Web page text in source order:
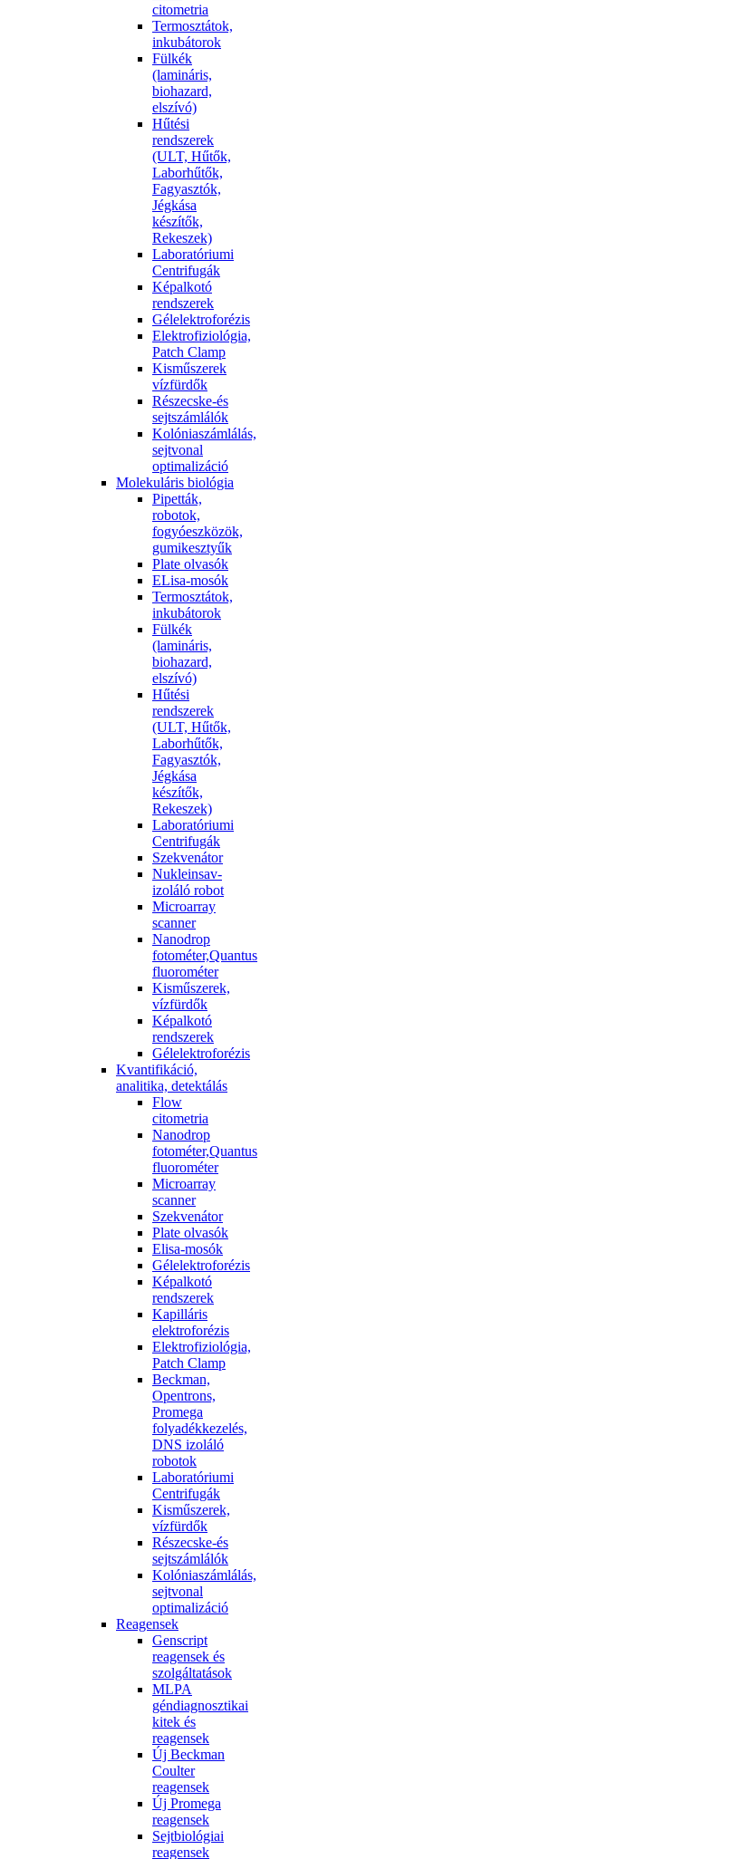
citometria
Termosztátok,
inkubátorok
Fülkék
(lamináris,
biohazard,
elszívó)
Hűtési
rendszerek
(ULT, Hűtők,
Laborhűtők,
Fagyasztók,
Jégkása
készítők,
Rekeszek)
Laboratóriumi
Centrifugák
Képalkotó
rendszerek
Gélelektroforézis
Elektrofiziológia,
Patch Clamp
Kisműszerek
vízfürdők
Részecske-és
sejtszámlálók
Kolóniaszámlálás,
sejtvonal
optimalizáció
Molekuláris biológia
Pipetták,
robotok,
fogyóeszközök,
gumikesztyűk
Plate olvasók
ELisa-mosók
Termosztátok,
inkubátorok
Fülkék
(lamináris,
biohazard,
elszívó)
Hűtési
rendszerek
(ULT, Hűtők,
Laborhűtők,
Fagyasztók,
Jégkása
készítők,
Rekeszek)
Laboratóriumi
Centrifugák
Szekvenátor
Nukleinsav-
izoláló robot
Microarray
scanner
Nanodrop
fotométer,Quantus
fluorométer
Kisműszerek,
vízfürdők
Képalkotó
rendszerek
Gélelektroforézis
Kvantifikáció,
analitika, detektálás
Flow
citometria
Nanodrop
fotométer,Quantus
fluorométer
Microarray
scanner
Szekvenátor
Plate olvasók
Elisa-mosók
Gélelektroforézis
Képalkotó
rendszerek
Kapilláris
elektroforézis
Elektrofiziológia,
Patch Clamp
Beckman,
Opentrons,
Promega
folyadékkezelés,
DNS izoláló
robotok
Laboratóriumi
Centrifugák
Kisműszerek,
vízfürdők
Részecske-és
sejtszámlálók
Kolóniaszámlálás,
sejtvonal
optimalizáció
Reagensek
Genscript
reagensek és
szolgáltatások
MLPA
géndiagnosztikai
kitek és
reagensek
Új Beckman
Coulter
reagensek
Új Promega
reagensek
Sejtbiológiai
reagensek